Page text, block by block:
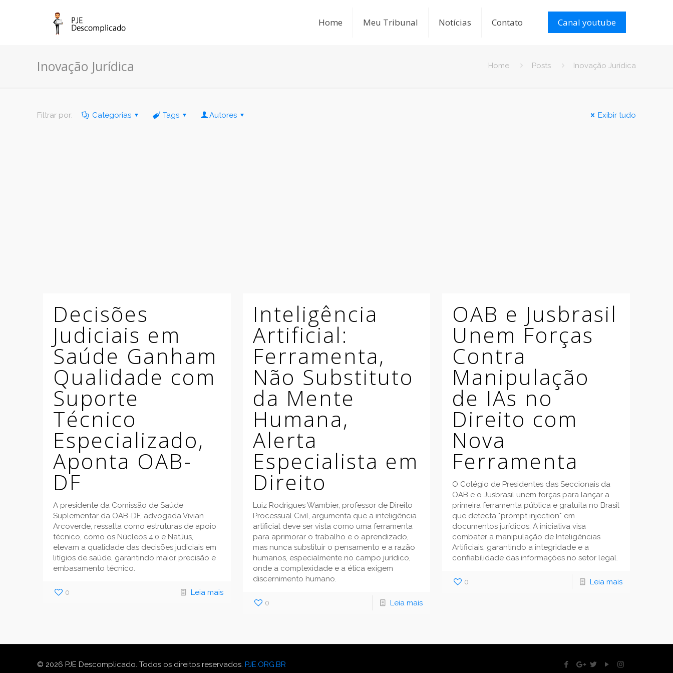
Home Meu Tribunal Notícias Contato Canal youtube
Inovação Jurídica Home Posts Inovação Jurídica
Filtrar por: Categorias Tags Autores Exibir tudo
Decisões
Judiciais em
Saúde Ganham
Qualidade com
Suporte
Técnico
Especializado,
Aponta OAB-
DF
A presidente da Comissão de Saúde
Suplementar da OAB-DF, advogada Vivian
Arcoverde, ressalta como estruturas de apoio
técnico, como os Núcleos 4.0 e NatJus,
elevam a qualidade das decisões judiciais em
litígios de saúde, garantindo maior precisão e
embasamento técnico.
0 Leia mais
Inteligência
Artificial:
Ferramenta,
Não Substituto
da Mente
Humana,
Alerta
Especialista em
Direito
Luiz Rodrigues Wambier, professor de Direito
Processual Civil, argumenta que a inteligência
artificial deve ser vista como uma ferramenta
para aprimorar o trabalho e o aprendizado,
mas nunca substituir o pensamento e a razão
humanos, especialmente no campo jurídico,
onde a complexidade e a ética exigem
discernimento humano.
0 Leia mais
OAB e Jusbrasil
Unem Forças
Contra
Manipulação
de IAs no
Direito com
Nova
Ferramenta
O Colégio de Presidentes das Seccionais da
OAB e o Jusbrasil unem forças para lançar a
primeira ferramenta pública e gratuita no Brasil
que detecta *prompt injection* em
documentos jurídicos. A iniciativa visa
combater a manipulação de Inteligências
Artificiais, garantindo a integridade e a
confiabilidade das informações no setor legal.
0 Leia mais
© 2026 PJE Descomplicado. Todos os direitos reservados.PJE.ORG.BR